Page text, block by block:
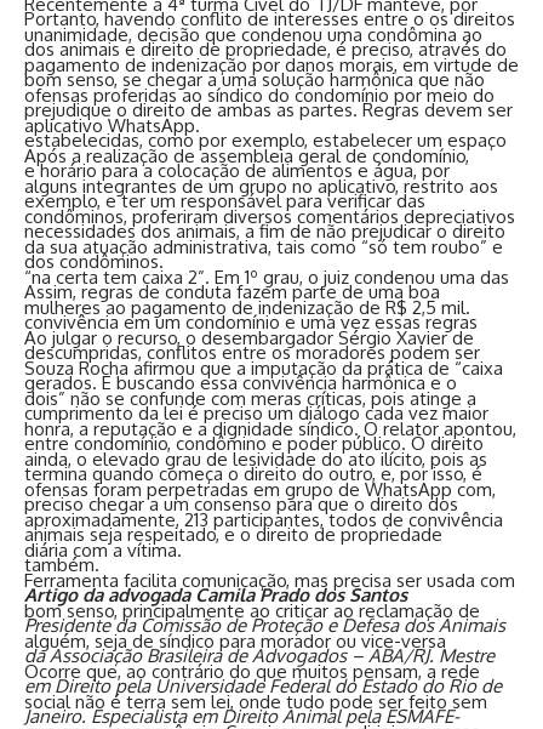
unanimidade, decisão que condenou uma condômina ao
pagamento de indenização por danos morais, em virtude de
ofensas proferidas ao síndico do condomínio por meio do
aplicativo WhatsApp.
Após a realização de assembleia geral de condomínio,
alguns integrantes de um grupo no aplicativo, restrito aos
condôminos, proferiram diversos comentários depreciativos
da sua atuação administrativa, tais como “só tem roubo” e
“na certa tem caixa 2”. Em 1º grau, o juiz condenou uma das
mulheres ao pagamento de indenização de R$ 2,5 mil.
Ao julgar o recurso, o desembargador Sérgio Xavier de
Souza Rocha afirmou que a imputação da prática de “caixa
dois” não se confunde com meras críticas, pois atinge a
honra, a reputação e a dignidade síndico. O relator apontou,
ainda, o elevado grau de lesividade do ato ilícito, pois as
ofensas foram perpetradas em grupo de WhatsApp com,
aproximadamente, 213 participantes, todos de convivência
diária com a vítima.
Ferramenta facilita comunicação, mas precisa ser usada com
bom senso, principalmente ao criticar ao reclamação de
alguém, seja de síndico para morador ou vice-versa
Ocorre que, ao contrário do que muitos pensam, a rede
social não é terra sem lei, onde tudo pode ser feito sem
Portanto, havendo conflito de interesses entre o os direitos
dos animais e direito de propriedade, é preciso, através do
bom senso, se chegar a uma solução harmônica que não
prejudique o direito de ambas as partes. Regras devem ser
estabelecidas, como por exemplo, estabelecer um espaço
e horário para a colocação de alimentos e água, por
exemplo, e ter um responsável para verificar das
necessidades dos animais, a fim de não prejudicar o direito
dos condôminos.
Assim, regras de conduta fazem parte de uma boa
convivência em um condomínio e uma vez essas regras
descumpridas, conflitos entre os moradores podem ser
gerados. E buscando essa convivência harmônica e o
cumprimento da lei é preciso um diálogo cada vez maior
entre condomínio, condômino e poder público. O direito
termina quando começa o direito do outro, e, por isso, é
preciso chegar a um consenso para que o direito dos
animais seja respeitado, e o direito de propriedade
também.
Artigo da advogada Camila Prado dos Santos
Presidente da Comissão de Proteção e Defesa dos Animais
da Associação Brasileira de Advogados – ABA/RJ. Mestre
em Direito pela Universidade Federal do Estado do Rio de
Janeiro. Especialista em Direito Animal pela ESMAFE-